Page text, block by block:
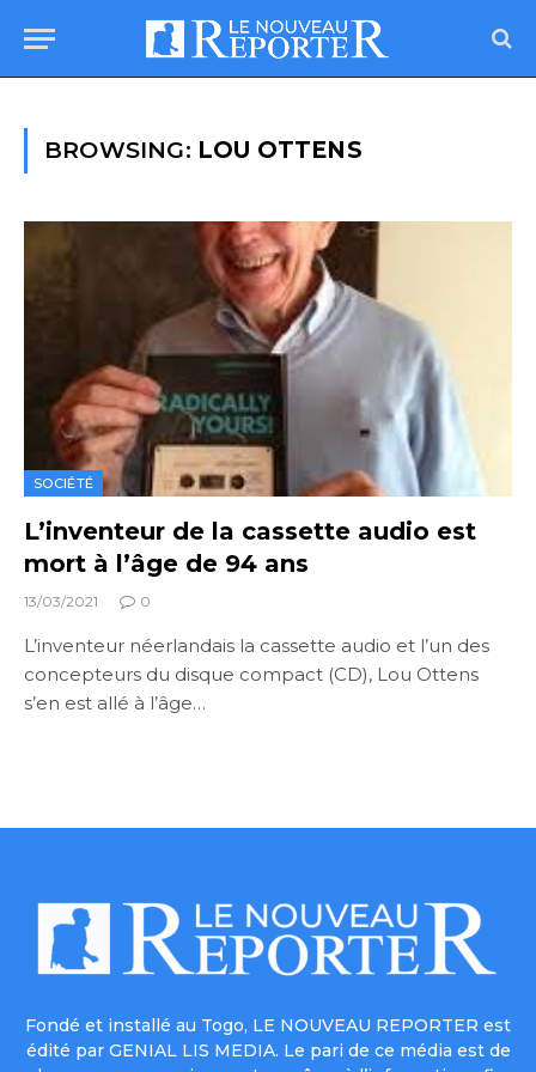
BROWSING: LOU OTTENS
SOCIÉTÉ
L’inventeur de la cassette audio est
mort à l’âge de 94 ans
13/03/2021 0
L’inventeur néerlandais la cassette audio et l’un des
concepteurs du disque compact (CD), Lou Ottens
s’en est allé à l’âge…
Fondé et installé au Togo, LE NOUVEAU REPORTER est
édité par GENIAL LIS MEDIA. Le pari de ce média est de